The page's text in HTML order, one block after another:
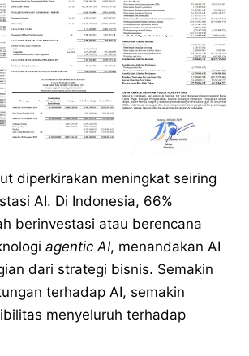
diperkirakan meningkat seiring
AI. Di Indonesia, 66%
berinvestasi atau berencana
agentic AI, menandakan AI
dari strategi bisnis. Semakin
terhadap AI, semakin
menyeluruh terhadap